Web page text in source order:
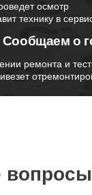
40
осмотр
технику в
Сообщаем о
ремонта и
вопросы